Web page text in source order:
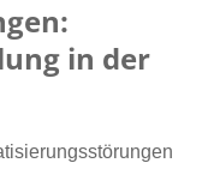
in der